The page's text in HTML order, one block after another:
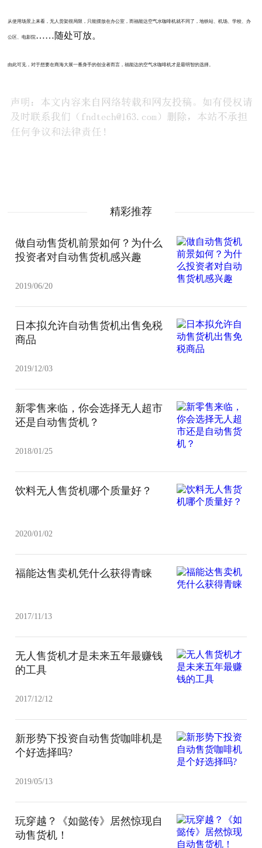
从使用场景上来看，无人货架很局限，只能摆放在办公室，而福能达空气水咖啡机就不同了，地铁站、机场、学校、办
公区、电影院……随处可放。
由此可见，对于想要在商海大展一番身手的创业者而言，福能达的空气水咖啡机才是最明智的选择。
精彩推荐
做自动售货机前景如何？为什么
投资者对自动售货机感兴趣
2019/06/20
日本拟允许自动售货机出售免税
商品
2019/12/03
新零售来临，你会选择无人超市
还是自动售货机？
2018/01/25
饮料无人售货机哪个质量好？
2020/01/02
福能达售卖机凭什么获得青睐
2017/11/13
无人售货机才是未来五年最赚钱
的工具
2017/12/12
新形势下投资自动售货咖啡机是
个好选择吗?
2019/05/13
玩穿越？《如懿传》居然惊现自
动售货机！